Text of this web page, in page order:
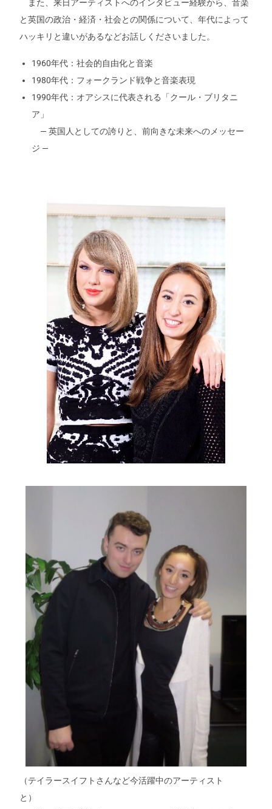
また、来日アーティストへのインタビュー経験から、音楽
と英国の政治・経済・社会との関係について、年代によって
ハッキリと違いがあるなどお話しくださいました。
1960年代：社会的自由化と音楽
1980年代：フォークランド戦争と音楽表現
1990年代：オアシスに代表される「クール・ブリタニ
ア」
— 英国人としての誇りと、前向きな未来へのメッセー
ジ —
（テイラースイフトさんなど今活躍中のアーティスト
と）